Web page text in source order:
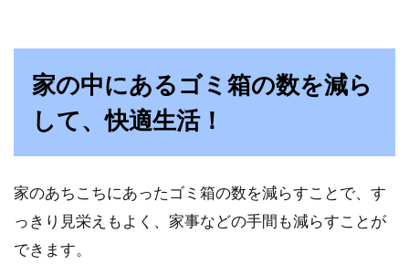
家の中にあるゴミ箱の数を減ら
して、快適生活！
家のあちこちにあったゴミ箱の数を減らすことで、す
っきり見栄えもよく、家事などの手間も減らすことが
できます。